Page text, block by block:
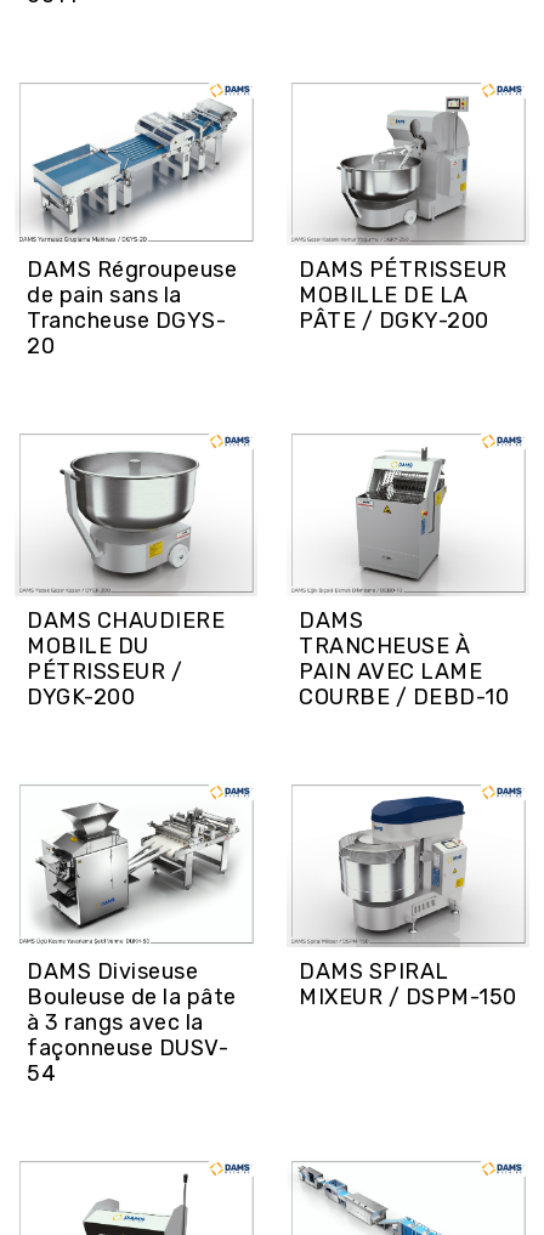
DAMS Régroupeuse
de pain sans la
Trancheuse DGYS-
20
DAMS PÉTRISSEUR
MOBILLE DE LA
PÂTE / DGKY-200
DAMS CHAUDIERE
MOBILE DU
PÉTRISSEUR /
DYGK-200
DAMS
TRANCHEUSE À
PAIN AVEC LAME
COURBE / DEBD-10
DAMS Diviseuse
Bouleuse de la pâte
à 3 rangs avec la
façonneuse DUSV-
54
DAMS SPIRAL
MIXEUR / DSPM-150